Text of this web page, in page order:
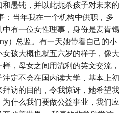
愚钝，并以此扼杀孩子对未来的
：当年我在一个机构中供职，多
有一位女性理事，身份是麦肯锡
）总监。有一天她带着自己的小
孩大概也就五六岁的样子，像大
，母女之间用流利的英文交流，
定不会在国内读大学，基本上初
访的目的，令我惊讶，她希望我
什么我们要做公益事业，我们应